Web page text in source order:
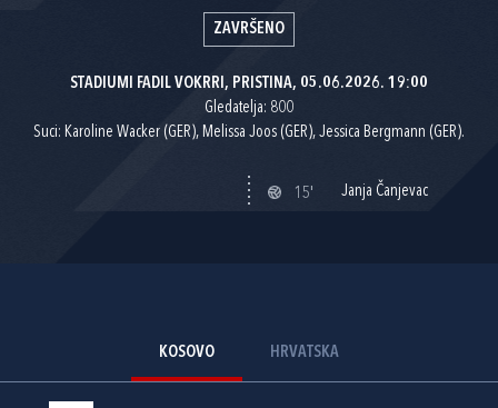
ZAVRŠENO
STADIUMI FADIL VOKRRI, PRISTINA, 05.06.2026. 19:00
Gledatelja: 800
Suci: Karoline Wacker (GER), Melissa Joos (GER), Jessica Bergmann (GER).
15' Janja Čanjevac
KOSOVO HRVATSKA